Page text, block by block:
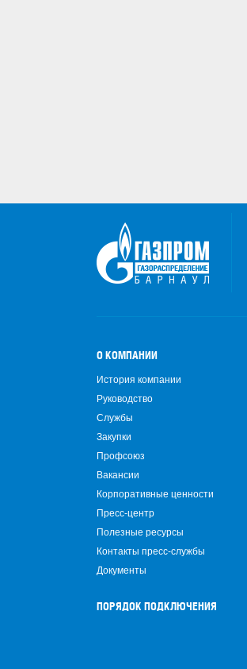
О КОМПАНИИ
История компании
Руководство
Службы
Закупки
Профсоюз
Вакансии
Корпоративные ценности
Пресс-центр
Полезные ресурсы
Контакты пресс-службы
Документы
ПОРЯДОК ПОДКЛЮЧЕНИЯ